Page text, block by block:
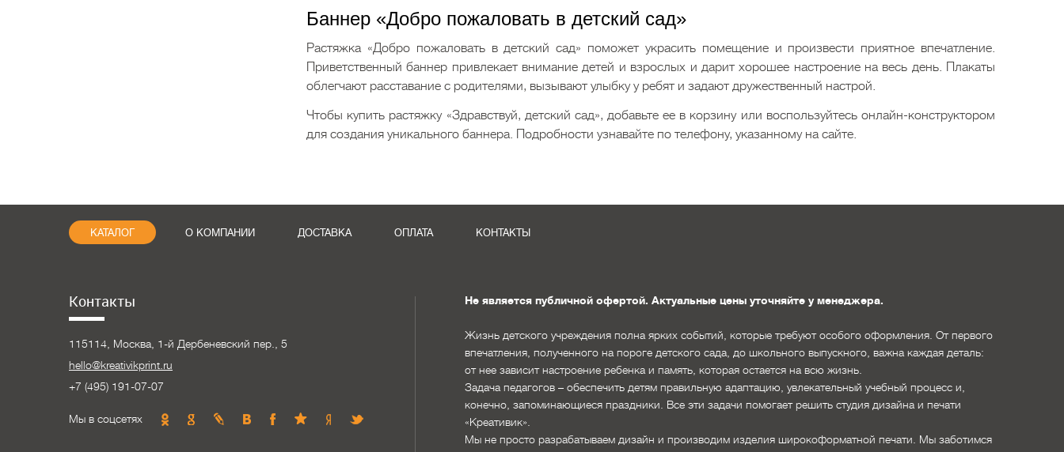
Баннер «Добро пожаловать в детский сад»
Растяжка «Добро пожаловать в детский сад» поможет украсить помещение и произвести приятное впечатление.
Приветственный баннер привлекает внимание детей и взрослых и дарит хорошее настроение на весь день. Плакаты
облегчают расставание с родителями, вызывают улыбку у ребят и задают дружественный настрой.
Чтобы купить растяжку «Здравствуй, детский сад», добавьте ее в корзину или воспользуйтесь онлайн-конструктором
для создания уникального баннера. Подробности узнавайте по телефону, указанному на сайте.
КАТАЛОГ О КОМПАНИИ ДОСТАВКА ОПЛАТА КОНТАКТЫ
Контакты
115114, Москва, 1-й Дербеневский пер., 5
hello@kreativikprint.ru
+7 (495) 191-07-07
Мы в соцсетях
Не является публичной офертой. Актуальные цены уточняйте у менеджера.
Жизнь детского учреждения полна ярких событий, которые требуют особого оформления. От первого
впечатления, полученного на пороге детского сада, до школьного выпускного, важна каждая деталь:
от нее зависит настроение ребенка и память, которая остается на всю жизнь.
Задача педагогов – обеспечить детям правильную адаптацию, увлекательный учебный процесс и,
конечно, запоминающиеся праздники. Все эти задачи помогает решить студия дизайна и печати
«Креативик».
Мы не просто разрабатываем дизайн и производим изделия широкоформатной печати. Мы заботимся